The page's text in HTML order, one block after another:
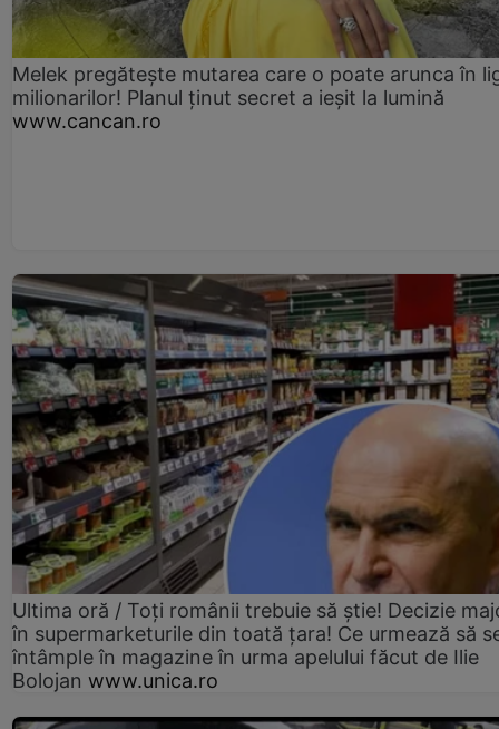
Melek pregătește mutarea care o poate arunca în
milionarilor! Planul ținut secret a ieșit la lumină
www.cancan.ro
Ultima oră / Toți românii trebuie să știe! Decizie
în supermarketurile din toată țara! Ce urmează să
întâmple în magazine în urma apelului făcut de Ilie
Bolojan www.unica.ro